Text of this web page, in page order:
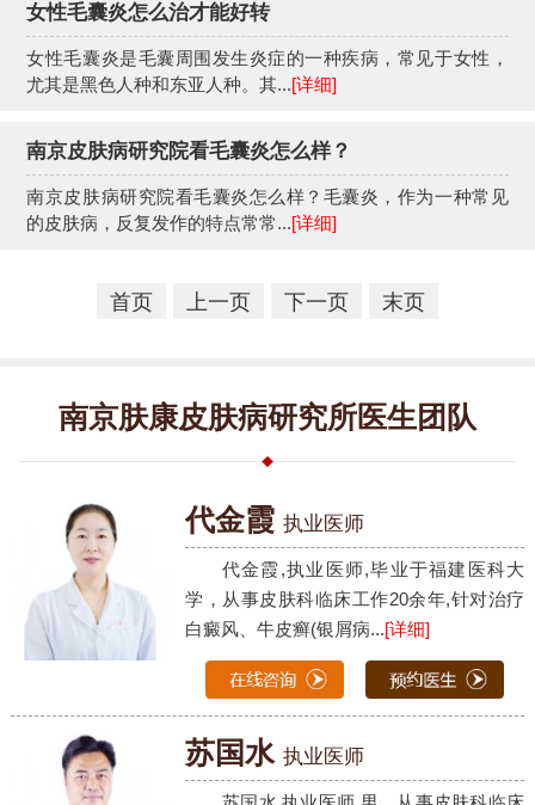
女性毛囊炎怎么治才能好转
女性毛囊炎是毛囊周围发生炎症的一种疾病，常见于女性，
尤其是黑色人种和东亚人种。其...[详细]
南京皮肤病研究院看毛囊炎怎么样？
南京皮肤病研究院看毛囊炎怎么样？毛囊炎，作为一种常见
的皮肤病，反复发作的特点常常...[详细]
首页 上一页 下一页 末页
南京肤康皮肤病研究所医生团队
代金霞 执业医师
代金霞,执业医师,毕业于福建医科大
学，从事皮肤科临床工作20余年,针对治疗
白癜风、牛皮癣(银屑病...[详细]
苏国水 执业医师